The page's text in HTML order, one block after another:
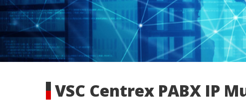
VSC Centrex PABX IP